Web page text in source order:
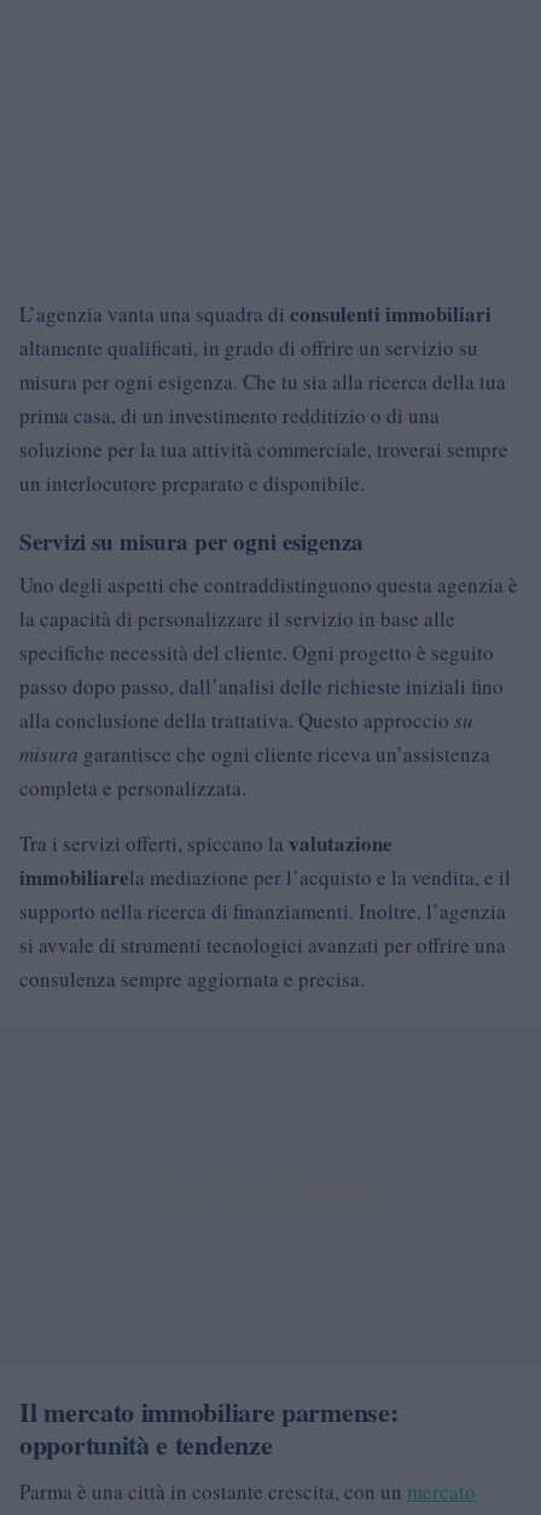
L’agenzia vanta una squadra di consulenti immobiliari
altamente qualificati, in grado di offrire un servizio su
misura per ogni esigenza. Che tu sia alla ricerca della tua
prima casa, di un investimento redditizio o di una
soluzione per la tua attività commerciale, troverai sempre
un interlocutore preparato e disponibile.
Servizi su misura per ogni esigenza
Uno degli aspetti che contraddistinguono questa agenzia è
la capacità di personalizzare il servizio in base alle
specifiche necessità del cliente. Ogni progetto è seguito
passo dopo passo, dall’analisi delle richieste iniziali fino
alla conclusione della trattativa. Questo approccio su
misura garantisce che ogni cliente riceva un’assistenza
completa e personalizzata.
Tra i servizi offerti, spiccano la valutazione
immobiliarela mediazione per l’acquisto e la vendita, e il
supporto nella ricerca di finanziamenti. Inoltre, l’agenzia
si avvale di strumenti tecnologici avanzati per offrire una
consulenza sempre aggiornata e precisa.
Il mercato immobiliare parmense:
opportunità e tendenze
Parma è una città in costante crescita, con un mercato